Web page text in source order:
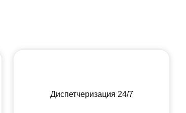
Диспетчеризация 24/7